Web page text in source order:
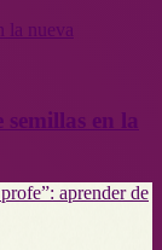
la nueva
en la
aprender de